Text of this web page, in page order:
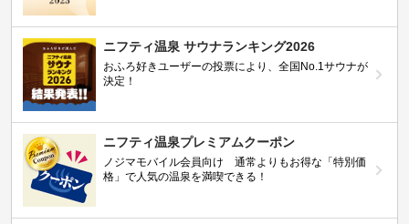
ニフティ温泉 サウナランキング2026
おふろ好きユーザーの投票により、全国No.1サウナが
決定！
ニフティ温泉プレミアムクーポン
ノジマモバイル会員向け 通常よりもお得な「特別価
格」で人気の温泉を満喫できる！